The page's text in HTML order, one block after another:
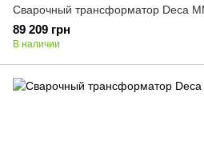
Сварочный трансформатор Deca
89 209 грн
В наличии